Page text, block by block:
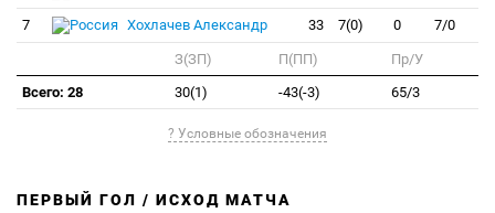
7 Хохлачев Александр 33 7(0) 0 7/0
З(ЗП) П(ПП)
Пр/У
Всего: 28
30(1) -43(-3) 65/3
? Условные обозначения
ПЕРВЫЙ ГОЛ / ИСХОД МАТЧА